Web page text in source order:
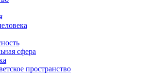
сфера
пространство